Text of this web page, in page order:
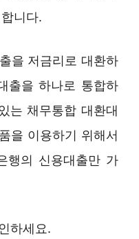
니다.
을 저금리로 대환하
출을 하나로 통합하
는 채무통합 대환대
을 이용하기 위해서
행의 신용대출만 가
하세요.